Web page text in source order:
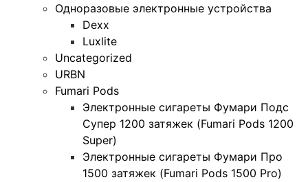
Одноразовые электронные устройства
Dexx
Luxlite
Uncategorized
URBN
Fumari Pods
Электронные сигареты Фумари Подс
Супер 1200 затяжек (Fumari Pods 1200
Super)
Электронные сигареты Фумари Про
1500 затяжек (Fumari Pods 1500 Pro)